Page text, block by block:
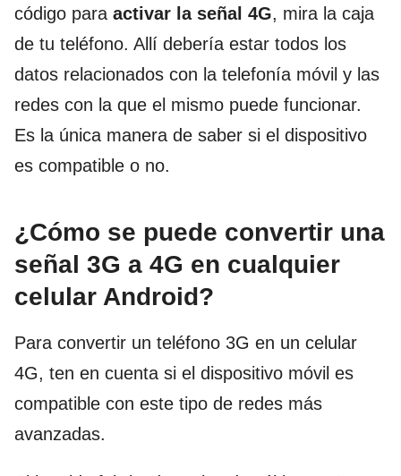
código para activar la señal 4G, mira la caja
de tu teléfono. Allí debería estar todos los
datos relacionados con la telefonía móvil y las
redes con la que el mismo puede funcionar.
Es la única manera de saber si el dispositivo
es compatible o no.
¿Cómo se puede convertir una
señal 3G a 4G en cualquier
celular Android?
Para convertir un teléfono 3G en un celular
4G, ten en cuenta si el dispositivo móvil es
compatible con este tipo de redes más
avanzadas.